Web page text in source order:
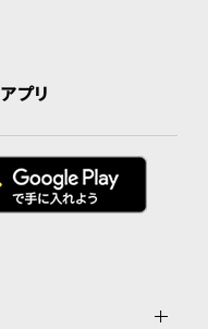
プリ